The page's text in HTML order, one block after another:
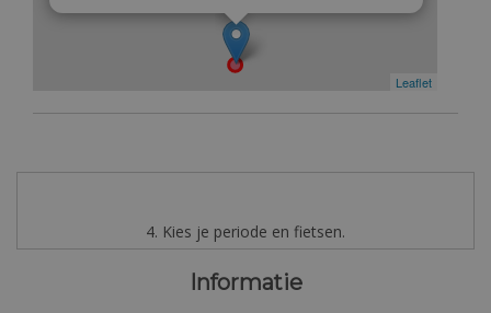
Leaflet
4. Kies je periode en fietsen.
Informatie